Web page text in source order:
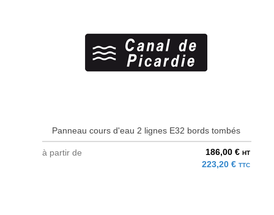
Panneau cours d'eau 2 lignes E32 bords tombés
à partir de 186,00 € HT
223,20 € TTC